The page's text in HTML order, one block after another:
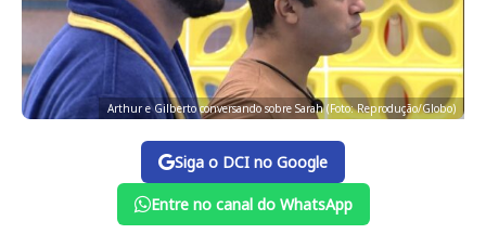
Arthur e Gilberto conversando sobre Sarah (Foto: Reprodução/Globo)
Siga o DCI no Google
Entre no canal do WhatsApp